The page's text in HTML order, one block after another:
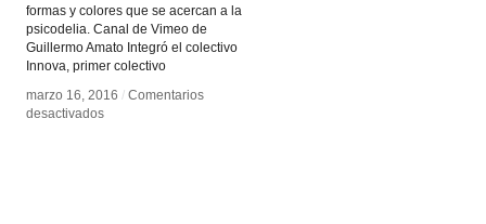
formas y colores que se acercan a la
psicodelia. Canal de Vimeo de
Guillermo Amato Integró el colectivo
Innova, primer colectivo
marzo 16, 2016 / Comentarios
desactivadosen
marzo 16, 2016 / Comentarios
desactivadosen